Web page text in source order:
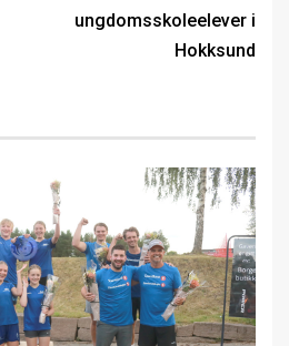
ungdomsskoleelever i
Hokksund